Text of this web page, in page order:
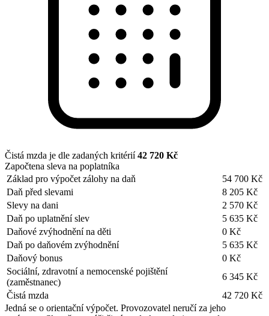
Čistá mzda je dle zadaných kritérií42 720 Kč
Započtena sleva na poplatníka
Základ pro výpočet zálohy na daň
54 700 Kč
Daň před slevami
8 205 Kč
Slevy na dani
2 570 Kč
Daň po uplatnění slev
5 635 Kč
Daňové zvýhodnění na děti
0 Kč
Daň po daňovém zvýhodnění
5 635 Kč
Daňový bonus
0 Kč
Sociální, zdravotní a nemocenské pojištění
(zaměstnanec)
6 345 Kč
Čistá mzda
42 720 Kč
Jedná se o orientační výpočet. Provozovatel neručí za jeho